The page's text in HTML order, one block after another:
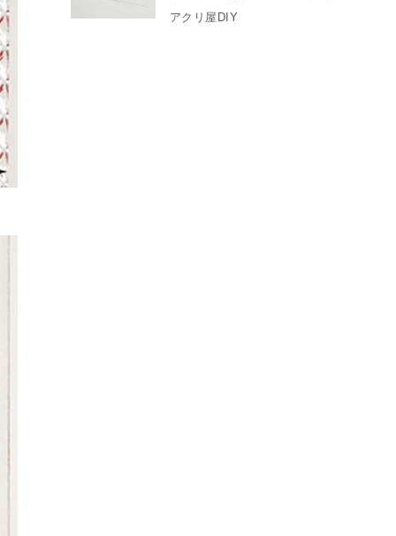
アクリ屋DIY